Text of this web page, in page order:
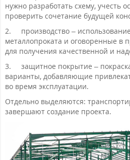
нужно разработать схему, учесть
проверить сочетание будущей
2.
производство –
металлопроката и оговоренные в
для получения качественной и
3.
защитное покрытие –
варианты, добавляющие
во время эксплуатации.
Отдельно выделяются:
завершают создание проекта.